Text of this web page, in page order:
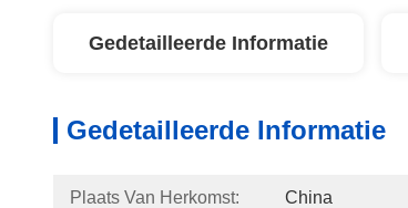
Gedetailleerde Informatie
Gedetailleerde Informatie
Plaats Van Herkomst: China